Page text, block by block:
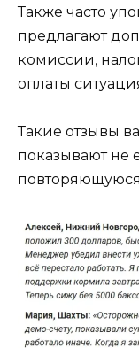
Также часто
предлагают
комиссии,
оплаты
Такие отзывы
показывают не